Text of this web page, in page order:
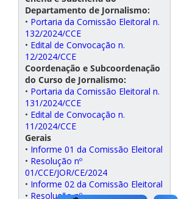
Departamento de Jornalismo:
• Portaria da Comissão Eleitoral n.
132/2024/CCE
• Edital de Convocação n.
12/2024/CCE
Coordenação e Subcoordenação
do Curso de Jornalismo:
• Portaria da Comissão Eleitoral n.
131/2024/CCE
• Edital de Convocação n.
11/2024/CCE
Gerais
• Informe 01 da Comissão Eleitoral
• Resolução nº
01/CCE/JOR/CE/2024
• Informe 02 da Comissão Eleitoral
• Resolução nº